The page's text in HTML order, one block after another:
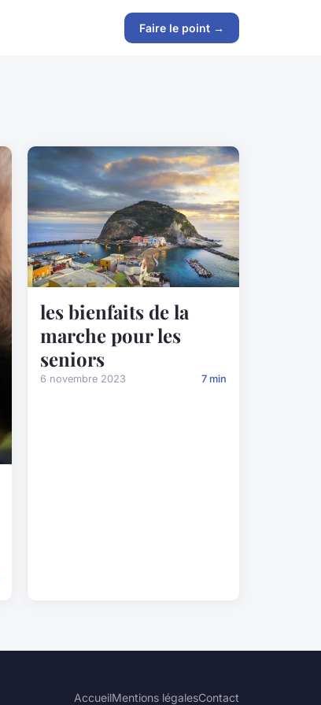
Faire le point →
les bienfaits de la
marche pour les
seniors
6 novembre 2023 7 min
AccueilMentions légalesContact